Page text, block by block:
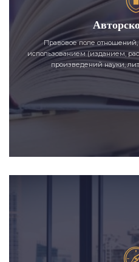
Правовое поле
использованием (изданием,
произведений науки,